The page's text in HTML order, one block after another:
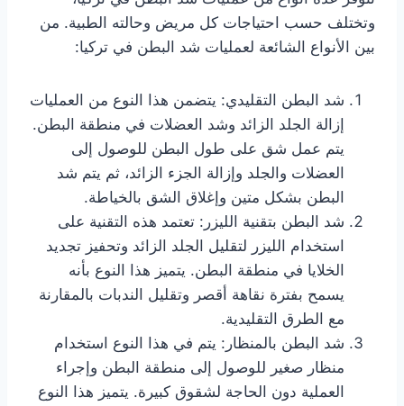
وتختلف حسب احتياجات كل مريض وحالته الطبية. من
بين الأنواع الشائعة لعمليات شد البطن في تركيا:
شد البطن التقليدي: يتضمن هذا النوع من العمليات
إزالة الجلد الزائد وشد العضلات في منطقة البطن.
يتم عمل شق على طول البطن للوصول إلى
العضلات والجلد وإزالة الجزء الزائد، ثم يتم شد
البطن بشكل متين وإغلاق الشق بالخياطة.
شد البطن بتقنية الليزر: تعتمد هذه التقنية على
استخدام الليزر لتقليل الجلد الزائد وتحفيز تجديد
الخلايا في منطقة البطن. يتميز هذا النوع بأنه
يسمح بفترة نقاهة أقصر وتقليل الندبات بالمقارنة
مع الطرق التقليدية.
شد البطن بالمنظار: يتم في هذا النوع استخدام
منظار صغير للوصول إلى منطقة البطن وإجراء
العملية دون الحاجة لشقوق كبيرة. يتميز هذا النوع